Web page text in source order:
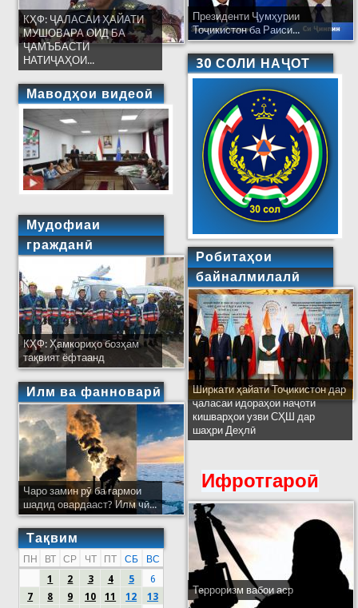
КҲФ: ҶАЛАСАИ ҲАЙАТИ
МУШОВАРА ОИД БА
ҶАМЪБАСТИ
НАТИҶАҲОИ...
Маводҳои видеоӣ
Мудофиаи
гражданӣ
КҲФ: Ҳамкориҳо бозҳам
тақвият ёфтаанд
Илм ва фанноварӣ
Чаро замин рӯ ба гармои
шадид овардааст? Илм чӣ...
Тақвим
ПН ВТ СР ЧТ ПТ СБ
ВС
1
2 3 4 5
6
7
8 9 10 11 12
13
Президенти Ҷумҳурии
Тоҷикистон ба Раиси...
30 СОЛИ НАҶОТ
Робитаҳои
байналмилалӣ
Ширкати ҳайати Тоҷикистон дар
ҷаласаи идораҳои наҷоти
кишварҳои узви СҲШ дар
шаҳри Деҳлӣ
Ифротгароӣ
Терроризм вабои аср